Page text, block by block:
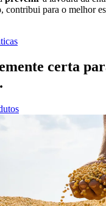
contribui para o melhor
certa